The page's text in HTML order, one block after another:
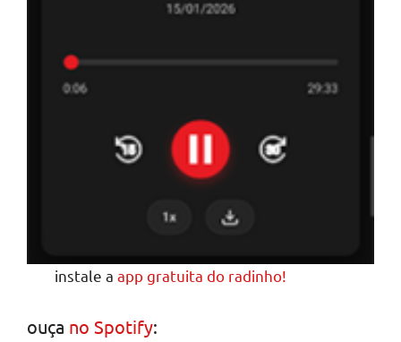
instale aapp gratuita do radinho!
ouça no Spotify: